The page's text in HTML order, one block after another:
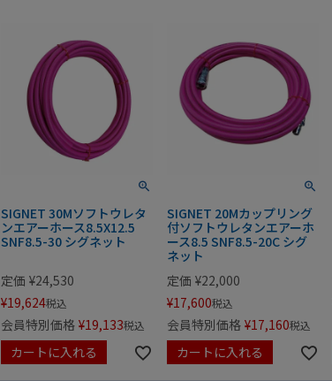
SIGNET 30Mソフトウレタ
ンエアーホース8.5X12.5
SNF8.5-30 シグネット
定価 ¥24,530
¥19,624税込
会員特別価格 ¥19,133税込
カートに入れる
SIGNET 20Mカップリング
付ソフトウレタンエアーホ
ース8.5 SNF8.5-20C シグ
ネット
定価 ¥22,000
¥17,600税込
会員特別価格 ¥17,160税込
カートに入れる